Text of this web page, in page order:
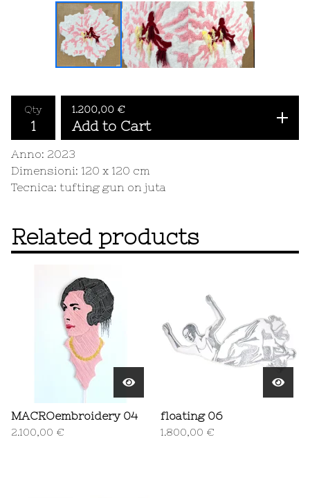
Qty 1.200,00 €
Add to Cart
Anno: 2023
Dimensioni: 120 x 120 cm
Tecnica: tufting gun on juta
Related products
MACROembroidery 04
2.100,00 €
floating 06
1.800,00 €